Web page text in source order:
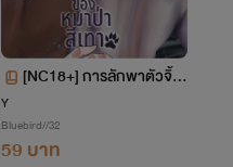
[NC18+] การลักพาตัวจิ้งจ
Y
Bluebird//32
59 บาท